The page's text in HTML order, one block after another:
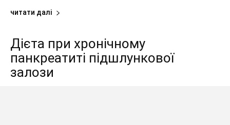
читати далі
Дієта при хронічному
панкреатиті підшлункової
залози